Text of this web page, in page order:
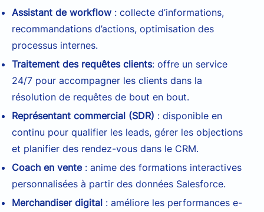
Assistant de workflow : collecte d’informations,
recommandations d’actions, optimisation des
processus internes.
Traitement des requêtes clients: offre un service
24/7 pour accompagner les clients dans la
résolution de requêtes de bout en bout.
Représentant commercial (SDR) : disponible en
continu pour qualifier les leads, gérer les objections
et planifier des rendez-vous dans le CRM.
Coach en vente: anime des formations interactives
personnalisées à partir des données Salesforce.
Merchandiser digital : améliore les performances e-